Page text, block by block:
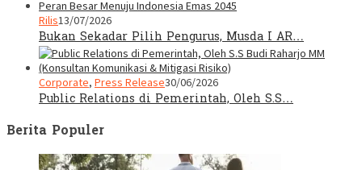
Rilis13/07/2026
Bukan Sekadar Pilih Pengurus, Musda I AR…
Corporate, Press Release30/06/2026
Public Relations di Pemerintah, Oleh S.S…
Berita Populer